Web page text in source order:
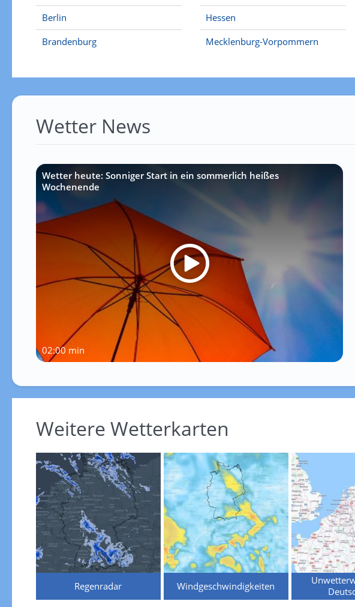
Berlin
Brandenburg
Hessen
Mecklenburg-Vorpommern
Wetter News
Wetter heute: Sonniger Start in ein sommerlich heißes
Wochenende
02:00 min
Weitere Wetterkarten
Regenradar Windgeschwindigkeiten